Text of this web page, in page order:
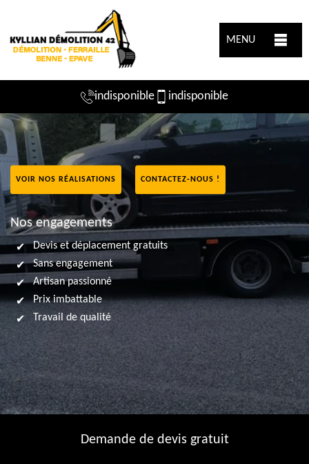
MENU
indisponible indisponible
VOIR NOS RÉALISATIONS CONTACTEZ-NOUS !
Nos engagements
Devis et déplacement gratuits
Sans engagement
Artisan passionné
Prix imbattable
Travail de qualité
Demande de devis gratuit